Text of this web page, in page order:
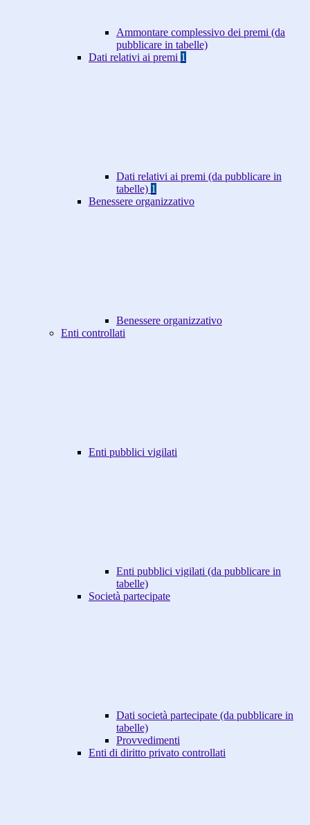
Ammontare complessivo dei premi (da
pubblicare in tabelle)
Dati relativi ai premi 1
Dati relativi ai premi (da pubblicare in
tabelle) 1
Benessere organizzativo
Benessere organizzativo
Enti controllati
Enti pubblici vigilati
Enti pubblici vigilati (da pubblicare in
tabelle)
Società partecipate
Dati società partecipate (da pubblicare in
tabelle)
Provvedimenti
Enti di diritto privato controllati